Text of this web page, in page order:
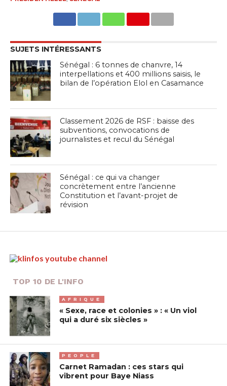
SUJETS INTÉRESSANTS
Sénégal : 6 tonnes de chanvre, 14
interpellations et 400 millions saisis, le
bilan de l’opération Elol en Casamance
Classement 2026 de RSF : baisse des
subventions, convocations de
journalistes et recul du Sénégal
Sénégal : ce qui va changer
concrètement entre l’ancienne
Constitution et l’avant-projet de
révision
TOP 10 DE L'INFO
AFRIQUE
« Sexe, race et colonies » : « Un viol
qui a duré six siècles »
PEOPLE
Carnet Ramadan : ces stars qui
vibrent pour Baye Niass